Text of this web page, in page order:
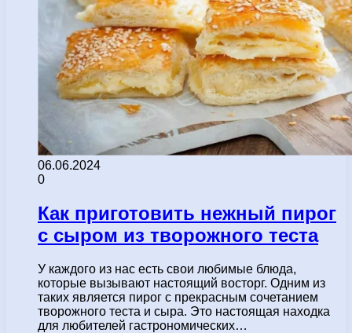
06.06.2024
0
Как приготовить нежный пирог
с сыром из творожного теста
У каждого из нас есть свои любимые блюда,
которые вызывают настоящий восторг. Одним из
таких является пирог с прекрасным сочетанием
творожного теста и сыра. Это настоящая находка
для любителей гастрономических…